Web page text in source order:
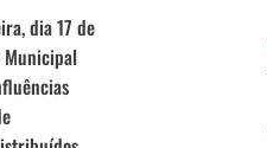
dia 17 de
Municipal